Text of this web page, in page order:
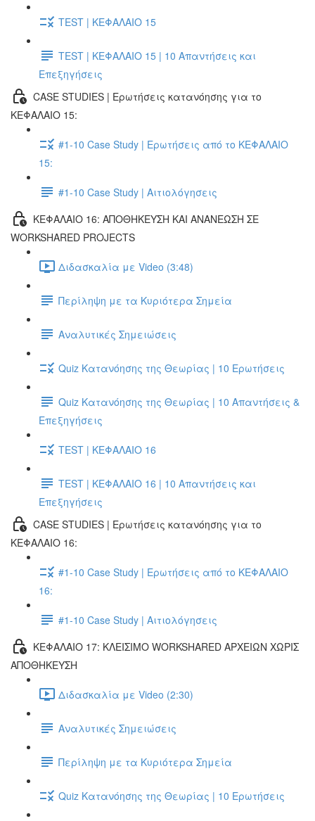
TEST | ΚΕΦΑΛΑΙΟ 15
TEST | ΚΕΦΑΛΑΙΟ 15 | 10 Απαντήσεις και
Επεξηγήσεις
CASE STUDIES | Ερωτήσεις κατανόησης για το
ΚΕΦΑΛΑΙΟ 15:
#1-10 Case Study | Ερωτήσεις από το ΚΕΦΑΛΑΙΟ
15:
#1-10 Case Study | Αιτιολόγησεις
ΚΕΦΑΛΑΙΟ 16: ΑΠΟΘΗΚΕΥΣΗ ΚΑΙ ΑΝΑΝΕΩΣΗ ΣΕ
WORKSHARED PROJECTS
Διδασκαλία με Video (3:48)
Περίληψη με τα Κυριότερα Σημεία
Αναλυτικές Σημειώσεις
Quiz Κατανόησης της Θεωρίας | 10 Ερωτήσεις
Quiz Κατανόησης της Θεωρίας | 10 Απαντήσεις &
Επεξηγήσεις
TEST | ΚΕΦΑΛΑΙΟ 16
TEST | ΚΕΦΑΛΑΙΟ 16 | 10 Απαντήσεις και
Επεξηγήσεις
CASE STUDIES | Ερωτήσεις κατανόησης για το
ΚΕΦΑΛΑΙΟ 16:
#1-10 Case Study | Ερωτήσεις από το ΚΕΦΑΛΑΙΟ
16:
#1-10 Case Study | Αιτιολόγησεις
ΚΕΦΑΛΑΙΟ 17: ΚΛΕΙΣΙΜΟ WORKSHARED ΑΡΧΕΙΩΝ ΧΩΡΙΣ
ΑΠΟΘΗΚΕΥΣΗ
Διδασκαλία με Video (2:30)
Αναλυτικές Σημειώσεις
Περίληψη με τα Κυριότερα Σημεία
Quiz Κατανόησης της Θεωρίας | 10 Ερωτήσεις